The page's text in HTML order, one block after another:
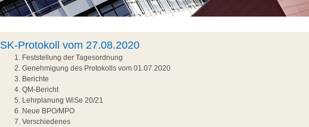
SK-Protokoll vom 27.08.2020
Feststellung der Tagesordnung
Genehmigung des Protokolls vom 01.07.2020
Berichte
QM-Bericht
Lehrplanung WiSe 20/21
Neue BPO/MPO
Verschiedenes